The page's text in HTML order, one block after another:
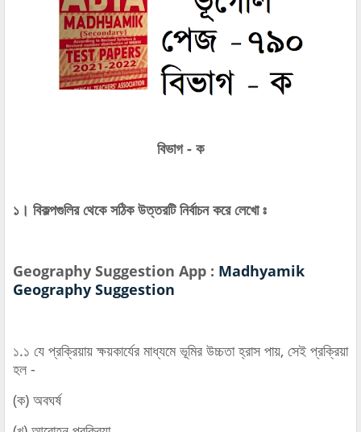
বিভাগ - ক
১। বিকল্পগুলির থেকে সঠিক উত্তরটি নির্বাচন করে লেখো ঃ
Geography Suggestion App : Madhyamik
Geography Suggestion
১.১ যে প্রক্রিয়ায় ক্ষয়কার্যের মাধ্যমে ভূমির উচ্চতা হ্রাস পায়, সেই প্রক্রিয়া
হল -
(ক) অবঘর্ষ